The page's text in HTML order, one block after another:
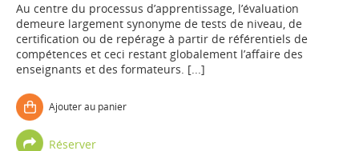
Au centre du processus d’apprentissage, l’évaluation
demeure largement synonyme de tests de niveau, de
certification ou de repérage à partir de référentiels de
compétences et ceci restant globalement l’affaire des
enseignants et des formateurs. [...]
Ajouter au panier
Réserver